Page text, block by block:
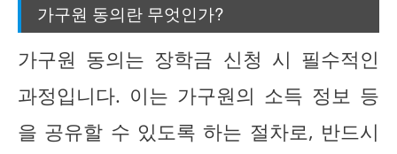
가구원 동의란 무엇인가?
가구원 동의는 장학금 신청 시 필수적인
과정입니다. 이는 가구원의 소득 정보 등
을 공유할 수 있도록 하는 절차로, 반드시